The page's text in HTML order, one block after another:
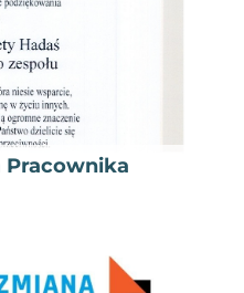
Pracownika